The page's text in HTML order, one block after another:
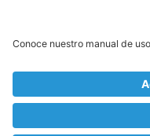
Reconocimiento como
Reconocimiento personería